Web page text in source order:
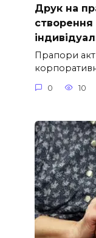
Друк на
створення
Прапори
0 10